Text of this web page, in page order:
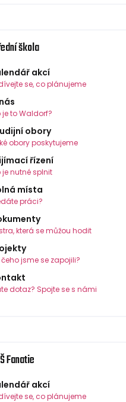
škola
akcí
se, co plánujeme
je to Waldorf?
obory
obory poskytujeme
řízení
je nutné splnit
místa
práci?
která se můžou hodit
čeho jsme se zapojili?
dotaz? Spojte se s námi
Fanatie
akcí
se, co plánujeme